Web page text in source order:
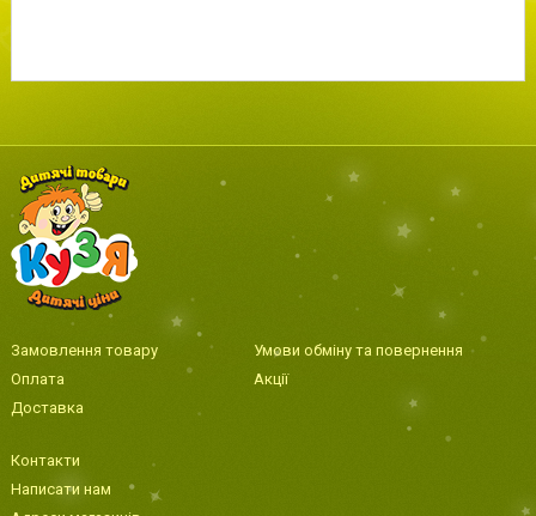
Замовлення товару
Оплата
Доставка
Умови обміну та повернення
Акції
Контакти
Написати нам